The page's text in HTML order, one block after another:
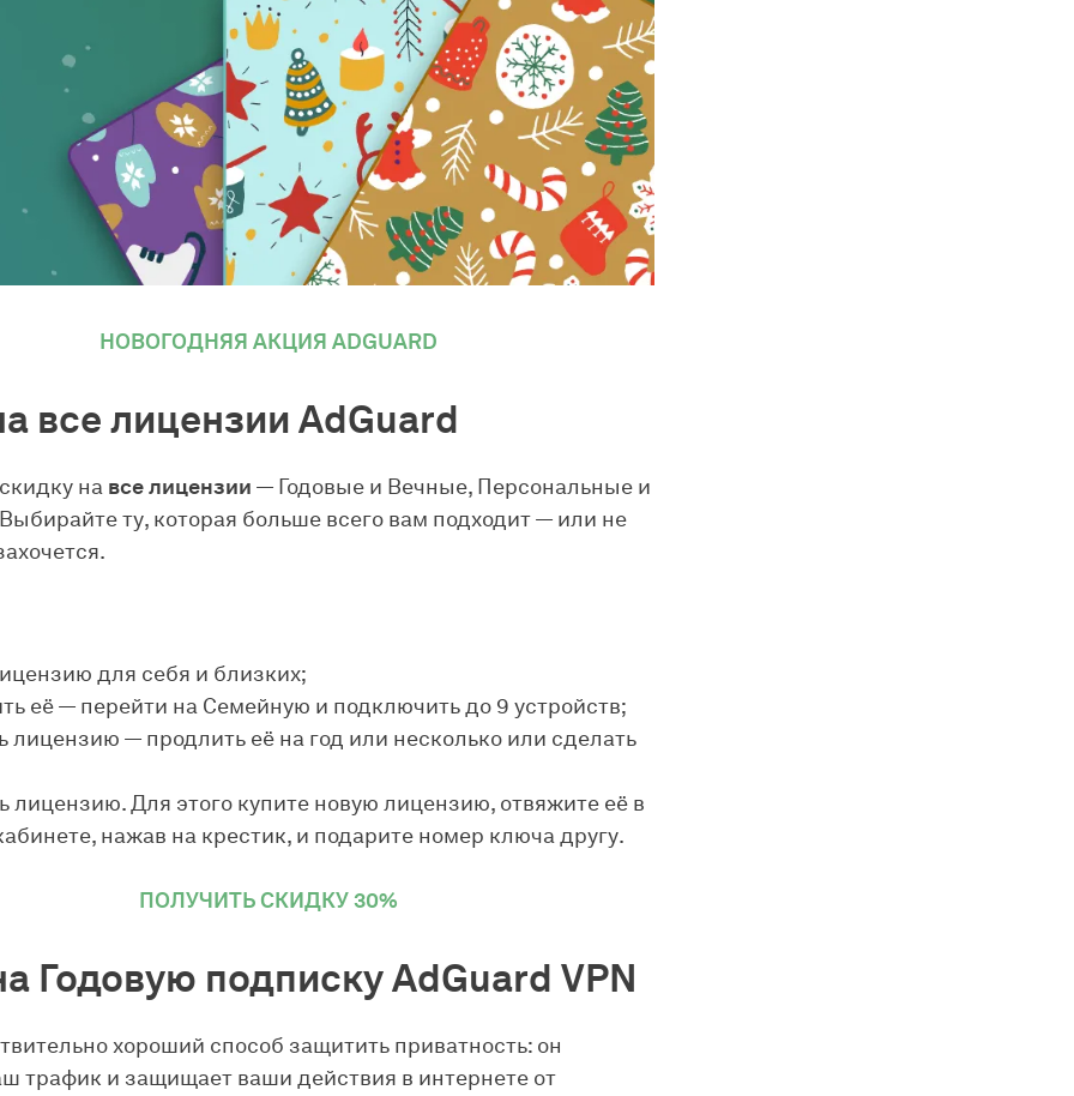
НОВОГОДНЯЯ АКЦИЯ ADGUARD
все лицензии AdGuard
на все лицензии — Годовые и Вечные, Персональные и
ту, которая больше всего вам подходит — или не
для себя и близких;
её — перейти на Семейную и подключить до 9 устройств;
лицензию — продлить её на год или несколько или сделать
лицензию. Для этого купите новую лицензию, отвяжите её в
нажав на крестик, и подарите номер ключа другу.
ПОЛУЧИТЬ СКИДКУ 30%
Годовую подписку AdGuard VPN
хороший способ защитить приватность: он
трафик и защищает ваши действия в интернете от